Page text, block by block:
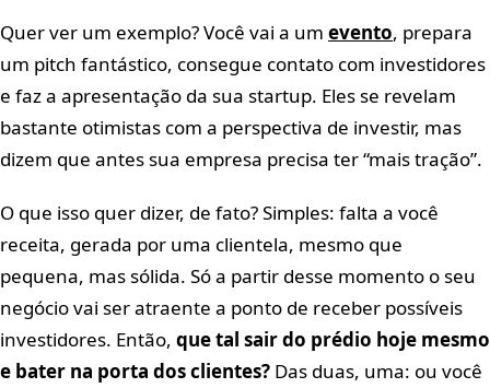
Quer ver um exemplo? Você vai a um evento, prepara
um pitch fantástico, consegue contato com investidores
e faz a apresentação da sua startup. Eles se revelam
bastante otimistas com a perspectiva de investir, mas
dizem que antes sua empresa precisa ter “mais tração”.
O que isso quer dizer, de fato? Simples: falta a você
receita, gerada por uma clientela, mesmo que
pequena, mas sólida. Só a partir desse momento o seu
negócio vai ser atraente a ponto de receber possíveis
investidores. Então, que tal sair do prédio hoje mesmo
e bater na porta dos clientes? Das duas, uma: ou você